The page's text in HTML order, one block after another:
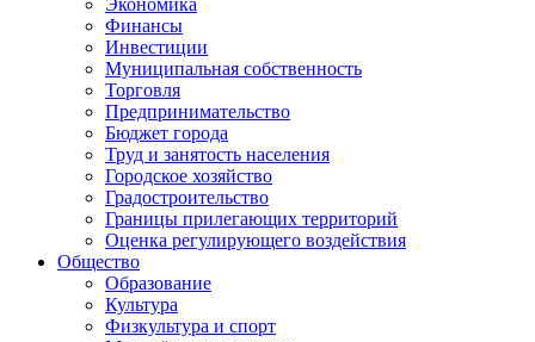
Экономика
Финансы
Инвестиции
Муниципальная собственность
Торговля
Предпринимательство
Бюджет города
Труд и занятость населения
Городское хозяйство
Градостроительство
Границы прилегающих территорий
Оценка регулирующего воздействия
Общество
Образование
Культура
Физкультура и спорт